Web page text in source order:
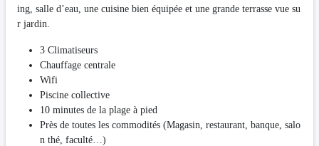
ing, salle d’eau, une cuisine bien équipée et une grande terrasse vue su
r jardin.
3 Climatiseurs
Chauffage centrale
Wifi
Piscine collective
10 minutes de la plage à pied
Près de toutes les commodités (Magasin, restaurant, banque, salo
n thé, faculté…)